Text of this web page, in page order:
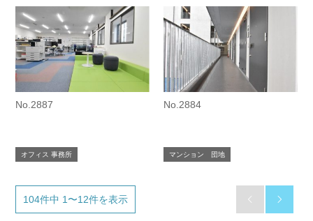
No.2887
オフィス 事務所
No.2884
マンション 団地
104件中 1〜12件を表示  